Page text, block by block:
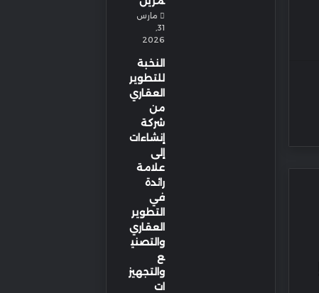
مارس
31,
2026
النخبة
للتطوير
العقاري
من
شركة
إنشاءات
إلى
علامة
رائدة
في
التطوير
العقاري
والتصني
ع
والتجهيز
ات